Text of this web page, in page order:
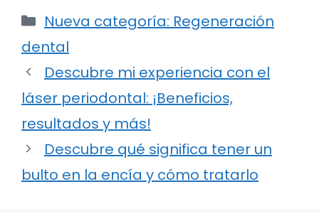
Categorías
Nueva categoría: Regeneración
dental
Descubre mi experiencia con el
láser periodontal: ¡Beneficios,
resultados y más!
Descubre qué significa tener un
bulto en la encía y cómo tratarlo